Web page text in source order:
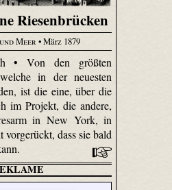
Riesenbrücken
Meer• März 1879
• Von den größten
in der neuesten
ist die eine, über die
im Projekt, die andere,
in New York, in
dass sie bald